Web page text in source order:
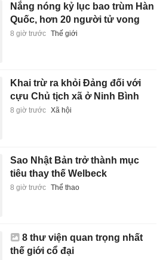
Nắng nóng kỷ lục bao trùm Hàn
Quốc, hơn 20 người tử vong
8 giờ trước Thế giới
Khai trừ ra khỏi Đảng đối với
cựu Chủ tịch xã ở Ninh Bình
8 giờ trước Xã hội
Sao Nhật Bản trở thành mục
tiêu thay thế Welbeck
8 giờ trước Thể thao
8 thư viện quan trọng nhất
thế giới cổ đại